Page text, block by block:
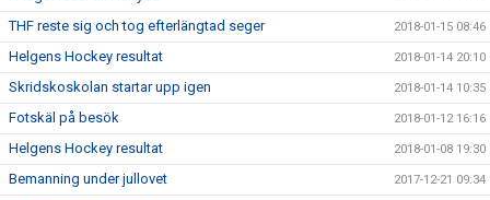
THF reste sig och tog efterlängtad seger 2018-01-15 08:46
Helgens Hockey resultat 2018-01-14 20:10
Skridskoskolan startar upp igen 2018-01-14 10:35
Fotskäl på besök 2018-01-12 16:16
Helgens Hockey resultat 2018-01-08 19:30
Bemanning under jullovet 2017-12-21 09:34